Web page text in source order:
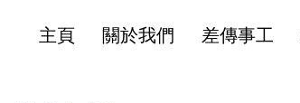
主頁 關於我們 差傳事工